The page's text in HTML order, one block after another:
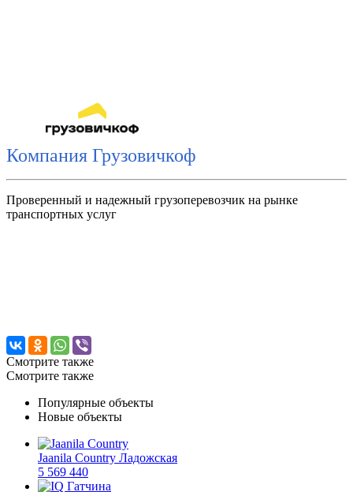
Компания Грузовичкоф
Проверенный и надежный грузоперевозчик на рынке
транспортных услуг
Смотрите также
Смотрите также
Популярные объекты
Новые объекты
Jaanila Country Ладожская
5 569 440